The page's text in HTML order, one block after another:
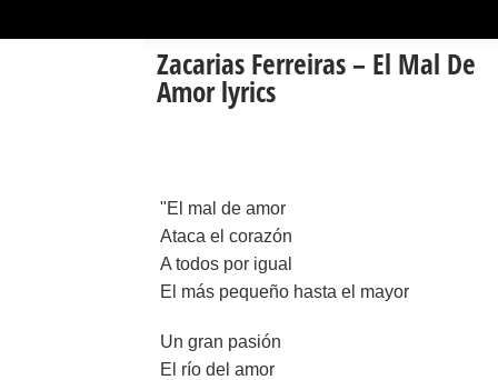
Zacarias Ferreiras – El Mal De
Amor lyrics
"El mal de amor
Ataca el corazón
A todos por igual
El más pequeño hasta el mayor
Un gran pasión
El río del amor